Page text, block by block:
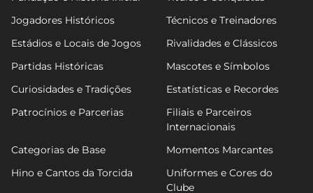
Jogadores Históricos
Técnicos e Treinadores
Estádios e Locais de Jogos
Rivalidades e Clássicos
Partidas Históricas
Mascotes e Símbolos
Curiosidades e Tradições
Estatísticas e Recordes
Patrocínios e Parcerias
Filiais e Parceiros
Internacionais
Categorias de Base
Momentos Marcantes
Hino e Cantos da Torcida
Uniformes e Cores do
Clube